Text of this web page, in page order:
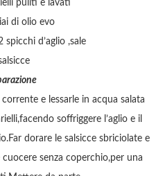
puliti e lavati
di olio evo
spicchi d’aglio ,sale
e lessarle in acqua salata
soffriggere l’aglio e il
dorare le salsicce sbriciolate e
senza coperchio,per una